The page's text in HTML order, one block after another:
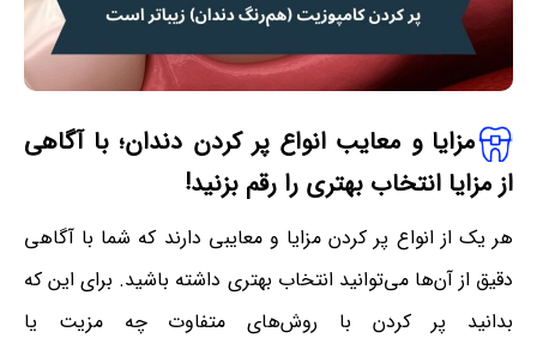
مزایا و معایب انواع پر کردن دندان؛ با آگاهی
از مزایا انتخاب بهتری را رقم بزنید!
هر یک از انواع پر کردن مزایا و معایبی دارند که شما با آگاهی
دقیق از آن‌ها می‌توانید انتخاب بهتری داشته باشید. برای این که
بدانید پر کردن با روش‌های متفاوت چه مزیت‌ یا